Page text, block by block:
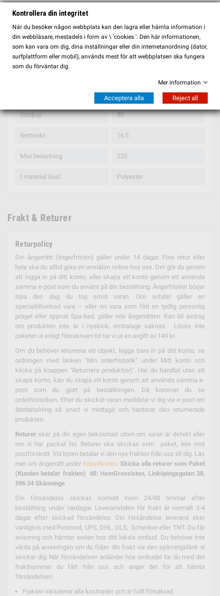
Dyna ingår
67 x 71 x 142
t djup 67
125
Sittdjup 50
Nettovikt 16.5
Max belastning 220
t material Seat Polyester
Frakt & Returer
Returpolicy
Din ångerrätt (ångerfristen) gäller under 14 dagar. Före retur eller
byte ska du alltid göra en anmälan online hos oss. Det gör du genom
att logga in på ditt konto, eller skapa ett konto genom att använda
samma e-post som du använt på din beställning. Ångerfristen börjar
löpa den dag du tog emot varan. Om avtalet gäller en
specialtillverkad vara – eller en vara som fått en tydlig personlig
prägel eller öppnat Spa-bad, gäller inte ångerrätten. Kan bli avdrag
om produkten inte är i nyskick, embalage saknas. Löses inte
paketet ut enligt föreskriven tid tar vi ut en avgift av 149 kr.
Om du behöver returnera ett objekt, logga bara in på ditt konto, se
ordningen med länken "Min orderhistorik" under Mitt konto och
klicka på knappen "Returnera produkt(er)". Har du handlat utan att
skapa konto, kan du skapa ett konto genom att använda samma e-
post som du gjort på beställningen. Då kommer du se
orderhistoriken. Efter du skickat varan meddelar vi dig via e-post om
återbetalning så snart vi mottagit och hanterat den returnerade
produkten.
Returer sker på din egen bekostnad utom om varan är defekt eller
om vi har packat fel. Returer ska skickas som paket, inte mot
postförskott. Vid byten betalar vi den nya frakten från oss till dig. Läs
mer om ångerrätt under Köpvillkoren. Skicka alla returer som Paket
(Kunden betalar frakten) till: HemGrossisten, Linköpingsgatan 38,
596 34 Skänninge
Din försändelse skickas normalt inom 24/48 timmar efter
beställning under vardagar. Leveranstiden för frakt är normalt 3-4
dagar efter skickad försändelse. Din försändelse leverans sker
vanligtvis med Postnord, UPS, DHL, GLS, Schenker eller TNT. Du får
avisering och hämtar sedan hos ditt lokala ombud. Du behöver inte
vänta på aviseringen om du följer din frakt via den spårningslänk vi
skickar dig. När försändelsen anländer hos ombudet tar du med det
fraktnummer du fått från oss och anger det för att hämta
försändelsen.
Frakten inkluderar alla kostnader och är fullt försäkrad.
Kontrollera din integritet
När du besöker någon webbplats kan den lagra eller hämta information i
din webbläsare, mestadels i form av \ 'cookies '. Den här informationen,
som kan vara om dig, dina inställningar eller din internetanordning (dator,
surfplattform eller mobil), används mest för att webbplatsen ska fungera
som du förväntar dig.
Mer information
Acceptera alla Reject all